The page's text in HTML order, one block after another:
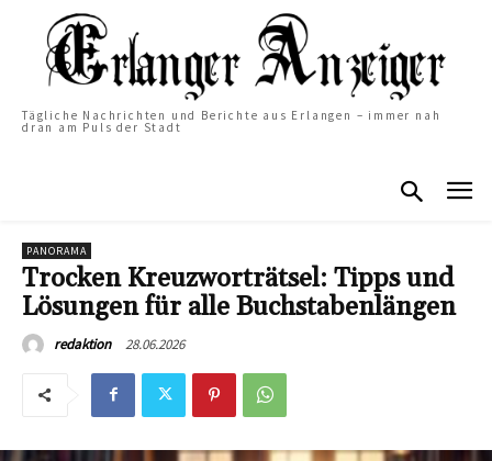
Tägliche Nachrichten und Berichte aus Erlangen – immer nah
dran am Puls der Stadt
PANORAMA
Trocken Kreuzworträtsel: Tipps und
Lösungen für alle Buchstabenlängen
redaktion 28.06.2026